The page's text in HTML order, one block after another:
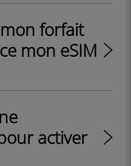
forfait
mon eSIM
activer